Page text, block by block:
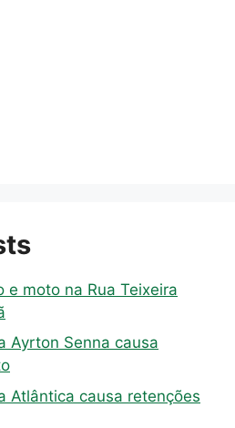
e moto na Rua Teixeira
Ayrton Senna causa
Atlântica causa retenções